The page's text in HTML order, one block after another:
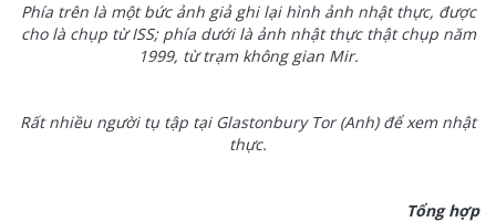
Phía trên là một bức ảnh giả ghi lại hình ảnh nhật thực, được
cho là chụp từ ISS; phía dưới là ảnh nhật thực thật chụp năm
1999, từ trạm không gian Mir.
Rất nhiều người tụ tập tại Glastonbury Tor (Anh) để xem nhật
thực.
Tổng hợp